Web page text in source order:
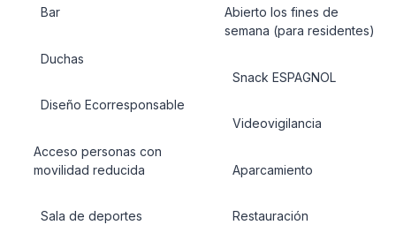
Bar
Duchas
Diseño Ecorresponsable
Acceso personas con
movilidad reducida
Sala de deportes
Abierto los fines de
semana (para residentes)
Snack ESPAGNOL
Videovigilancia
Aparcamiento
Restauración